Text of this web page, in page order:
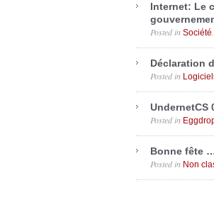
Internet: Le
Posted in Société
Déclaration
Posted in
UndernetCS
Posted in
Bonne fête
Posted in Non